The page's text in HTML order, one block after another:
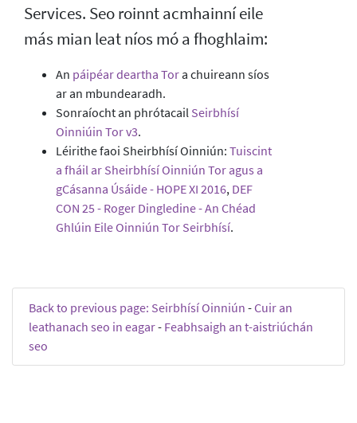
Services. Seo roinnt acmhainní eile
más mian leat níos mó a fhoghlaim:
An páipéar deartha Tora chuireann síos
ar an mbundearadh.
Sonraíocht an phrótacail Seirbhísí
Oinniúin Tor v3.
Léirithe faoi Sheirbhísí Oinniún: Tuiscint
a fháil ar Sheirbhísí Oinniún Tor agus a
gCásanna Úsáide - HOPE XI 2016, DEF
CON 25 - Roger Dingledine - An Chéad
Ghlúin Eile Oinniún Tor Seirbhísí.
Back to previous page: Seirbhísí Oinniún -Cuir an
leathanach seo in eagar- Feabhsaigh an t-aistriúchán
seo